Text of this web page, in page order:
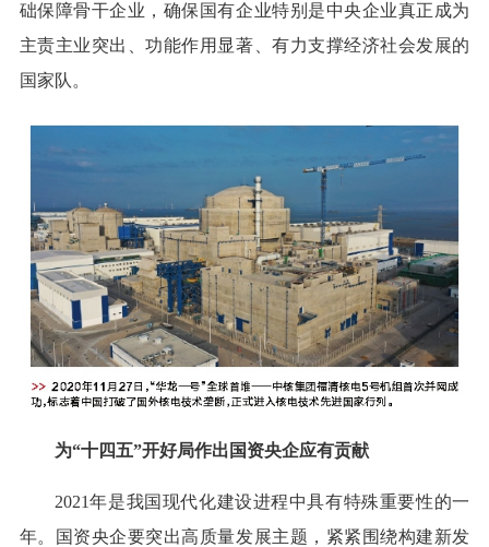
础保障骨干企业，确保国有企业特别是中央企业真正成为
主责主业突出、功能作用显著、有力支撑经济社会发展的
国家队。
为“十四五”开好局作出国资央企应有贡献
2021年是我国现代化建设进程中具有特殊重要性的一
年。国资央企要突出高质量发展主题，紧紧围绕构建新发